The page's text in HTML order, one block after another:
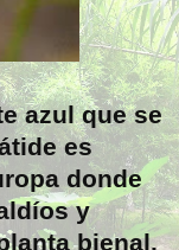
azul que se
es
donde
y
bienal,